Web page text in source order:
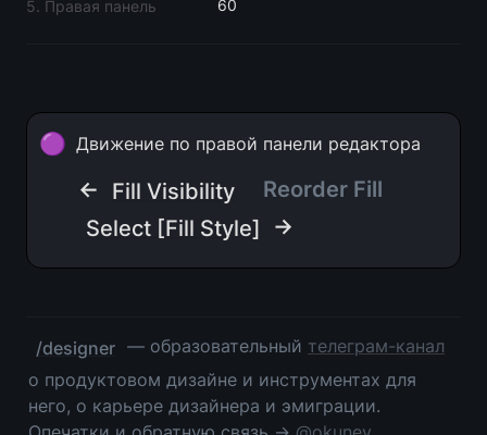
5. Правая панель 60
🟣 Движение по правой панели редактора
← Fill Visibility
Reorder Fill
Select [Fill Style]
→
/designer — образовательный телеграм-канал
о продуктовом дизайне и инструментах для
него, о карьере дизайнера и эмиграции.